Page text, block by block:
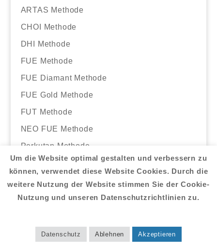
ARTAS Methode
CHOI Methode
DHI Methode
FUE Methode
FUE Diamant Methode
FUE Gold Methode
FUT Methode
NEO FUE Methode
Perkutan Methode
SAPHIR Methode
SDHI Methode
Alternativen
Bepanthen Spritze
Um die Website optimal gestalten und verbessern zu
können, verwendet diese Website Cookies. Durch die
weitere Nutzung der Website stimmen Sie der Cookie-
Nutzung und unseren Datenschutzrichtlinien zu.
Datenschutz Ablehnen Akzeptieren